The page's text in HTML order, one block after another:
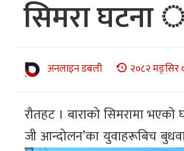
सिमरा घटना
अनलाइन डबली २०८२
रौतहट । बाराको सिमरामा
जी आन्दोलन’का युवाहरूबिच